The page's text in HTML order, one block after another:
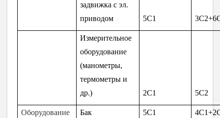
задвижка с эл.
приводом
5С1
Измерительное
оборудование
(манометры,
термометры и
др.)
2С1 5С2
Оборудование Бак 5С1